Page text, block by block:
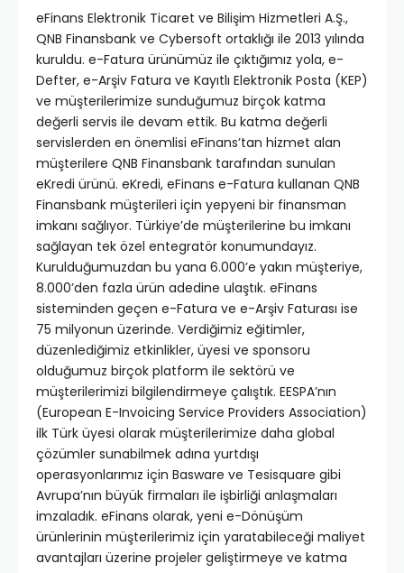
eFinans Elektronik Ticaret ve Bilişim Hizmetleri A.Ş.,
QNB Finansbank ve Cybersoft ortaklığı ile 2013 yılında
kuruldu. e-Fatura ürünümüz ile çıktığımız yola, e-
Defter, e-Arşiv Fatura ve Kayıtlı Elektronik Posta (KEP)
ve müşterilerimize sunduğumuz birçok katma
değerli servis ile devam ettik. Bu katma değerli
servislerden en önemlisi eFinans’tan hizmet alan
müşterilere QNB Finansbank tarafından sunulan
eKredi ürünü. eKredi, eFinans e-Fatura kullanan QNB
Finansbank müşterileri için yepyeni bir finansman
imkanı sağlıyor. Türkiye’de müşterilerine bu imkanı
sağlayan tek özel entegratör konumundayız.
Kurulduğumuzdan bu yana 6.000’e yakın müşteriye,
8.000’den fazla ürün adedine ulaştık. eFinans
sisteminden geçen e-Fatura ve e-Arşiv Faturası ise
75 milyonun üzerinde. Verdiğimiz eğitimler,
düzenlediğimiz etkinlikler, üyesi ve sponsoru
olduğumuz birçok platform ile sektörü ve
müşterilerimizi bilgilendirmeye çalıştık. EESPA’nın
(European E-Invoicing Service Providers Association)
ilk Türk üyesi olarak müşterilerimize daha global
çözümler sunabilmek adına yurtdışı
operasyonlarımız için Basware ve Tesisquare gibi
Avrupa’nın büyük firmaları ile işbirliği anlaşmaları
imzaladık. eFinans olarak, yeni e-Dönüşüm
ürünlerinin müşterilerimiz için yaratabileceği maliyet
avantajları üzerine projeler geliştirmeye ve katma